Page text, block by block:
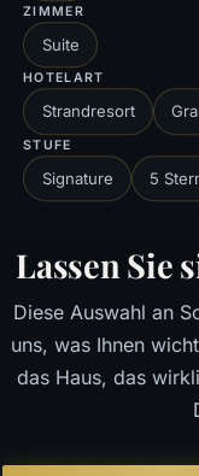
ZIMMER
Suite
HOTELART
Strandresort
STUFE
Signature 5
DAS
Österreich
Lassen Sie
Diese Auswahl an
uns, was Ihnen
das Haus, das